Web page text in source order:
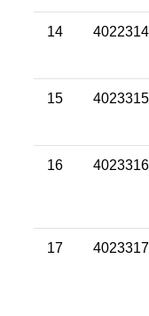
14 4022314
15 4023315
16 4023316
17 4023317